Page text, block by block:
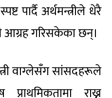
पार्दै अर्थमन्त्रीले धेरै
आग्रह गरिसकेका छन्।
वाग्लेसँग सांसदहरूले
प्राथमिकतामा राख्न